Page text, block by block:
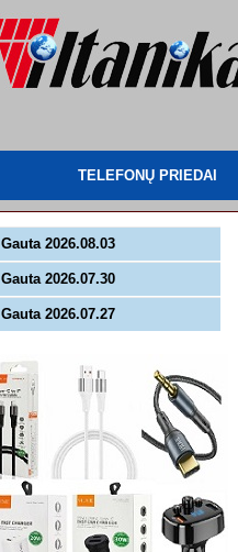
TELEFONŲ PRIEDAI
Gauta 2026.08.03
Gauta 2026.07.30
Gauta 2026.07.27